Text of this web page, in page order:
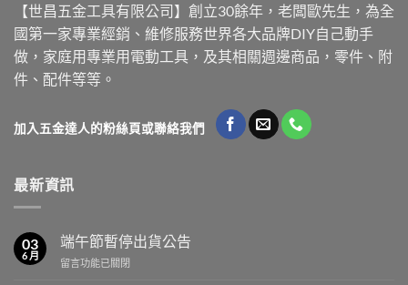
【世昌五金工具有限公司】創立30餘年，老闆歐先生，為全
國第一家專業經銷、維修服務世界各大品牌DIY自己動手
做，家庭用專業用電動工具，及其相關週邊商品，零件、附
件、配件等等。
加入五金達人的粉絲頁或聯絡我們
最新資訊
03
6 月
端午節暫停出貨公告
在
留言功能已關閉